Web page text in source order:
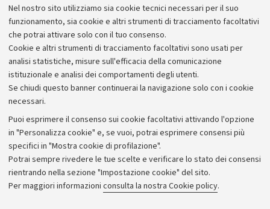
Nel nostro sito utilizziamo sia cookie tecnici necessari per il suo
funzionamento, sia cookie e altri strumenti di tracciamento facoltativi
che potrai attivare solo con il tuo consenso.
Cookie e altri strumenti di tracciamento facoltativi sono usati per
analisi statistiche, misure sull'efficacia della comunicazione
istituzionale e analisi dei comportamenti degli utenti.
Se chiudi questo banner continuerai la navigazione solo con i cookie
necessari.
Puoi esprimere il consenso sui cookie facoltativi attivando l'opzione
in "Personalizza cookie" e, se vuoi, potrai esprimere consensi più
specifici in "Mostra cookie di profilazione".
Potrai sempre rivedere le tue scelte e verificare lo stato dei consensi
rientrando nella sezione "Impostazione cookie" del sito.
Per maggiori informazioni consulta la nostra Cookie policy.
Alumni community
Piano strategico
Bilanci
Donazioni e 5x1000
Bandi, gare e concorsi
Albo online
Amministrazione trasparente
Atti di notifica
Informazioni sul sito e accessibilità